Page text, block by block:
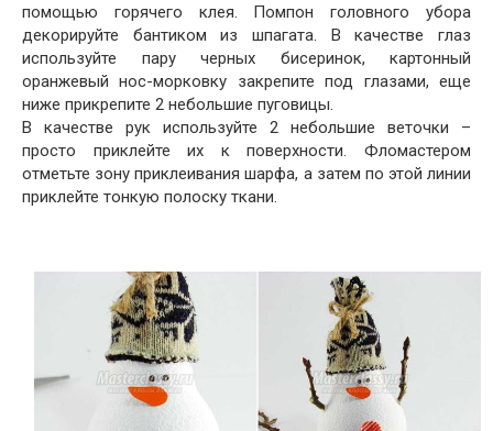
помощью горячего клея. Помпон головного убора
декорируйте бантиком из шпагата. В качестве глаз
используйте пару черных бисеринок, картонный
оранжевый нос-морковку закрепите под глазами, еще
ниже прикрепите 2 небольшие пуговицы.
В качестве рук используйте 2 небольшие веточки –
просто приклейте их к поверхности. Фломастером
отметьте зону приклеивания шарфа, а затем по этой линии
приклейте тонкую полоску ткани.